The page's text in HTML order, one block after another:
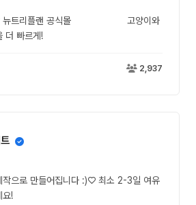
랑 뉴트리플랜 공식몰 고양이와
더 빠르게!
2,937
작으로 만들어집니다 :)♡ 최소 2-3일 여유
요!